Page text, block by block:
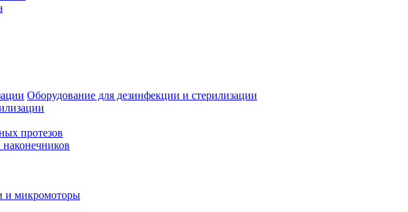
Оборудование для дезинфекции и стерилизации
протезов
и микромоторы